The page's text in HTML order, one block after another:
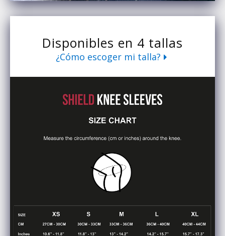
Disponibles en 4 tallas
¿Cómo escoger mi talla?